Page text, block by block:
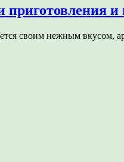
и
своим нежным вкусом,